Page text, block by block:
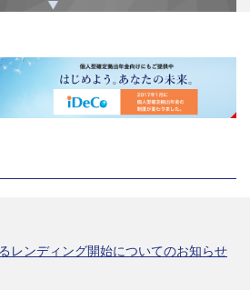
レンディング開始についてのお知らせ